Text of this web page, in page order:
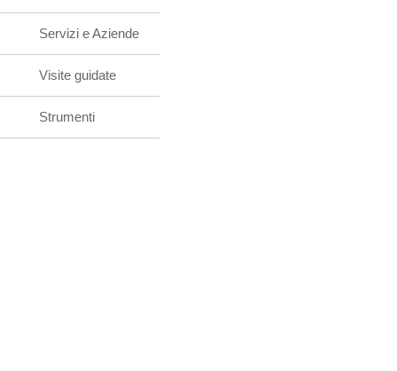
Servizi e Aziende
Visite guidate
Strumenti